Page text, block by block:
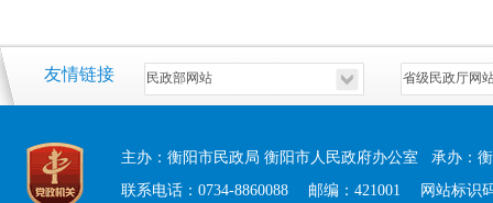
友情链接
主办：衡阳市民政局 衡阳市人民政府办公室 承办：
联系电话：0734-8860088 邮编：421001 网站标识